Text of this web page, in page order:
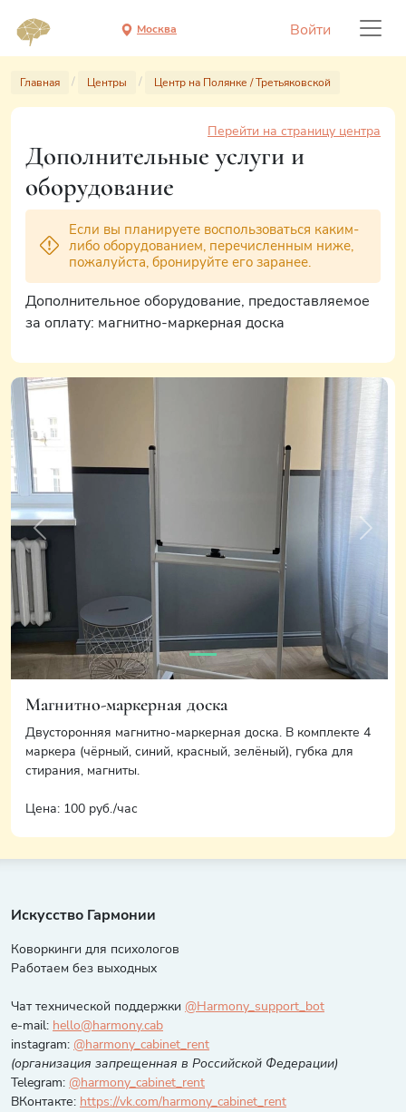
Москва Войти
Главная Центры Центр на Полянке / Третьяковской
Перейти на страницу центра
Дополнительные услуги и
оборудование
Если вы планируете воспользоваться каким-
либо оборудованием, перечисленным ниже,
пожалуйста, бронируйте его заранее.
Дополнительное оборудование, предоставляемое
за оплату: магнитно-маркерная доска
Previous Next
Магнитно-маркерная доска
Двусторонняя магнитно-маркерная доска. В комплекте 4
маркера (чёрный, синий, красный, зелёный), губка для
стирания, магниты.
Цена: 100 руб./час
Искусство Гармонии
Коворкинги для психологов
Работаем без выходных
Чат технической поддержки @Harmony_support_bot
e-mail: hello@harmony.cab
instagram: @harmony_cabinet_rent
(организация запрещенная в Российской Федерации)
Telegram: @harmony_cabinet_rent
ВКонтакте: https://vk.com/harmony_cabinet_rent